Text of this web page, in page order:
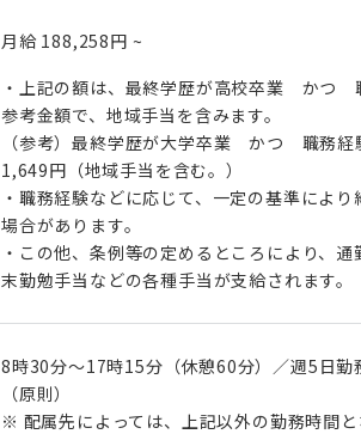
月給 188,258円 ~
・上記の額は、最終学歴が高校卒業 かつ
参考金額で、地域手当を含みます。
（参考）最終学歴が大学卒業 かつ 職
1,649円（地域手当を含む。）
・職務経験などに応じて、一定の基準によ
場合があります。
・この他、条例等の定めるところにより、
末勤勉手当などの各種手当が支給されます。
8時30分～17時15分（休憩60分）／週5日勤
（原則）
※ 配属先によっては、上記以外の勤務時間